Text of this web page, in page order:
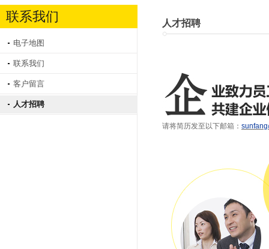
联系我们
电子地图
联系我们
客户留言
人才招聘
人才招聘
请将简历发至以下邮箱： sunfang